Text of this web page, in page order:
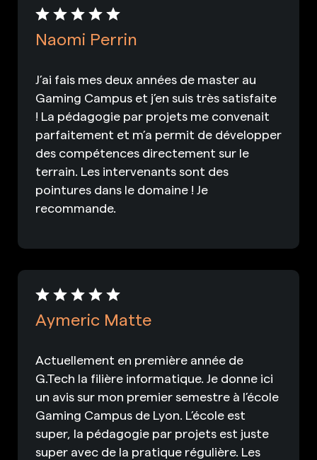
Naomi Perrin
J’ai fais mes deux années de master au
Gaming Campus et j’en suis très satisfaite
! La pédagogie par projets me convenait
parfaitement et m’a permit de développer
des compétences directement sur le
terrain. Les intervenants sont des
pointures dans le domaine ! Je
recommande.
Aymeric Matte
Actuellement en première année de
G.Tech la filière informatique. Je donne ici
un avis sur mon premier semestre à l’école
Gaming Campus de Lyon. L’école est
super, la pédagogie par projets est juste
super avec de la pratique régulière. Les